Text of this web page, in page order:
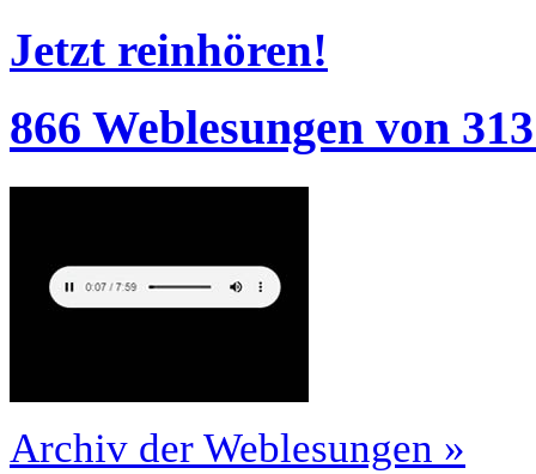
Jetzt reinhören!
866 Weblesungen von
Archiv der Weblesungen »